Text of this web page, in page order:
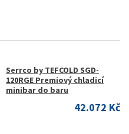
Serrco by TEFCOLD SGD-
120RGE Premiový chladicí
minibar do baru
42.072 Kč